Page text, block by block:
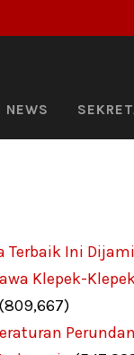
NEWS
Terbaik Ini
Klepek-
(809,667)